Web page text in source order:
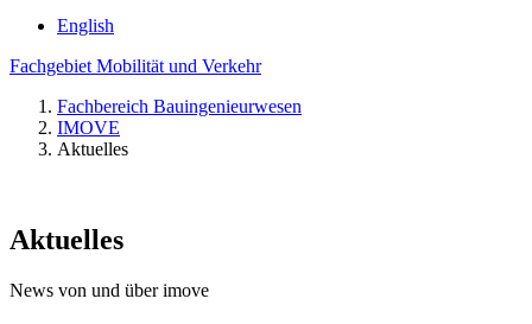
English
Fachgebiet Mobilität und Verkehr
Fachbereich Bauingenieurwesen
IMOVE
Aktuelles
Aktuelles
News von und über imove